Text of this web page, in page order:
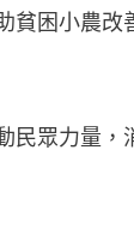
貧困小農改
民眾力量，